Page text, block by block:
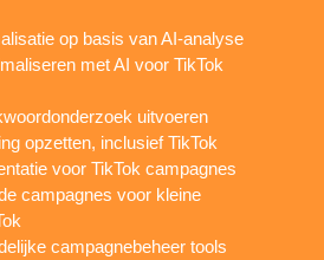
op basis van AI-analyse
met AI voor TikTok
uitvoeren
opzetten, inclusief TikTok
voor TikTok campagnes
campagnes voor kleine
campagnebeheer tools